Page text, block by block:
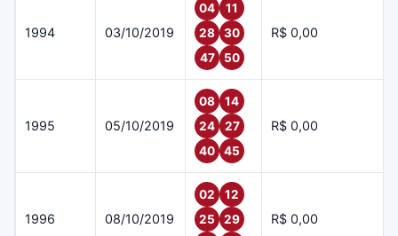
1994 03/10/2019
04
11
28
30
47
50
R$ 0,00
1995 05/10/2019
08
14
24
27
40
45
R$ 0,00
1996 08/10/2019
02
12
25
29
R$ 0,00